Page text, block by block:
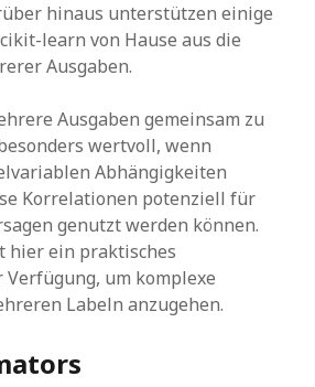
hinaus unterstützen einige
learn von Hause aus die
Ausgaben.
Ausgaben gemeinsam zu
wertvoll, wenn
Abhängigkeiten
Korrelationen potenziell für
genutzt werden können.
hier ein praktisches
Verfügung, um komplexe
Labeln anzugehen.